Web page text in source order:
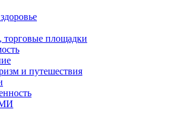
торговые площадки
и путешествия